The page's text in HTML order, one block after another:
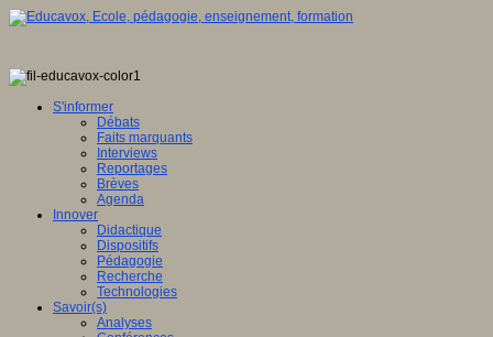
S'informer
Débats
Faits marquants
Interviews
Reportages
Brèves
Agenda
Innover
Didactique
Dispositifs
Pédagogie
Recherche
Technologies
Savoir(s)
Analyses